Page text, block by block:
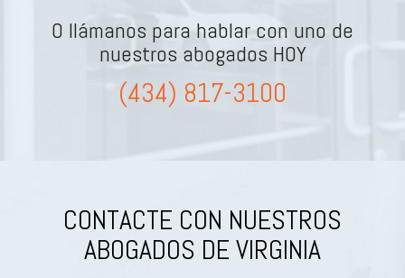
O llámanos para hablar con uno de
nuestros abogados HOY
(434) 817-3100
CONTACTE CON NUESTROS
ABOGADOS DE VIRGINIA